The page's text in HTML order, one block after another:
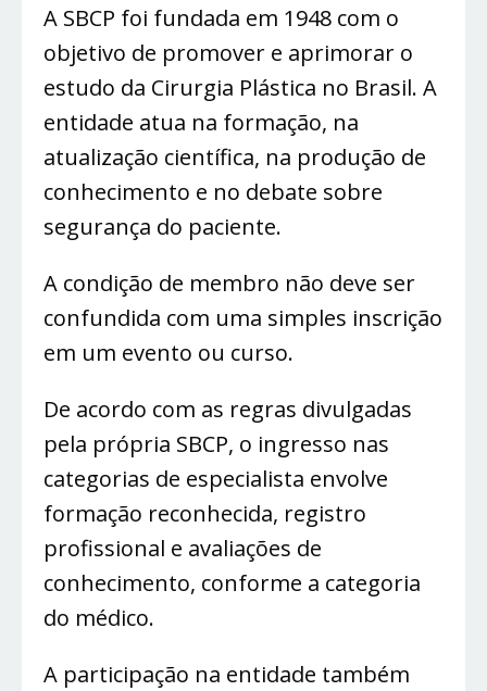
A SBCP foi fundada em 1948 com o
objetivo de promover e aprimorar o
estudo da Cirurgia Plástica no Brasil. A
entidade atua na formação, na
atualização científica, na produção de
conhecimento e no debate sobre
segurança do paciente.
A condição de membro não deve ser
confundida com uma simples inscrição
em um evento ou curso.
De acordo com as regras divulgadas
pela própria SBCP, o ingresso nas
categorias de especialista envolve
formação reconhecida, registro
profissional e avaliações de
conhecimento, conforme a categoria
do médico.
A participação na entidade também